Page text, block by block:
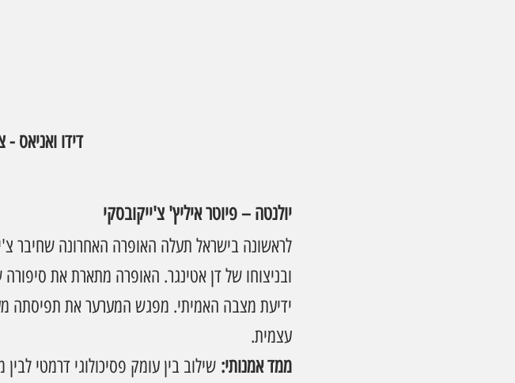
דידו ואניאס -
יולנטה – פיוטר איליץ' צ'ייקובסקי
לראשונה בישראל תעלה האופרה האחרונה שחיבר
ובניצוחו של דן אטינגר. האופרה מתארת את סיפורה
ידיעת מצבה האמיתי. מפגש המערער את תפיסתה
עצמית.
ממד אמנותי: שילוב בין עומק פסיכולוגי דרמטי